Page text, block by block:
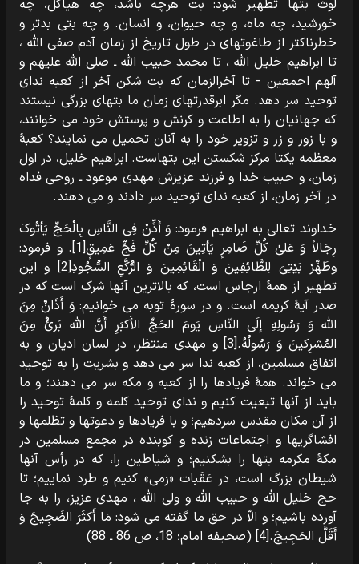
لوث بتها تطهیر شود: بت هرچه باشد، چه هیاکل، چه
خورشید، چه ماه، و چه حیوان، و انسان. و چه بتی بدتر و
خطرناکتر از طاغوتهای در طول تاریخ از زمان آدم صفی الله ،
تا ابراهیم خلیل الله ، تا محمد حبیب الله ـ صلی الله علیهم و
آلهم اجمعین - تا آخرالزمان که بت شکن آخر از کعبه ندای
توحید سر دهد. مگر ابرقدرتهای زمان ما بتهای بزرگی نیستند
که جهانیان را به اطاعت و کرنش و پرستش خود می خوانند،
و با زور و زر و تزویر خود را به آنان تحمیل می نمایند؟ کعبۀ
معظمه یکتا مرکز شکستن این بتهاست. ابراهیم خلیل، در اول
زمان، و حبیب خدا و فرزند عزیزش مهدی موعود ـ روحی فداه
در آخر زمان، از کعبه ندای توحید سر دادند و می دهند.
خداوند تعالی به ابراهیم فرمود: وَ أَذِّنْ فِی النَّاسِ بِالْحَجِّ یَأتُوکَ
رِجَالاً وَ عَلیٰ کُلِّ ضَامِرٍ یَأتِینَ مِنْ کُلِّ فَجٍّ عَمِیقٍ[1]. و فرمود:
وطَهِّرْ بَیْتِیَ لِلطَّائِفِینَ وَ الْقَائِمِینَ وَ الرُّکَّعِ السُّجُودِ[2] و این
تطهیر از همۀ ارجاس است، که بالاترین آنها شرک است که در
صدر آیۀ کریمه است. و در سورۀ توبه می خوانیم: وَ أَذَانٌ مِنَ
الله وَ رَسُولِهِ إلَی النّاسِ یَومَ الحَجِّ الأَکبَرِ أَنَّ الله بَرئٌ مِنَ
المُشرِکینَ وَ رَسُولُهُ.[3] و مهدی منتظر، در لسان ادیان و به
اتفاق مسلمین، از کعبه ندا سر می دهد و بشریت را به توحید
می خواند. همۀ فریادها را از کعبه و مکه سر می دهند؛ و ما
باید از آنها تبعیت کنیم و ندای توحید کلمه و کلمۀ توحید را
از آن مکان مقدس سردهیم؛ و با فریادها و دعوتها و تظلمها و
افشاگریها و اجتماعات زنده و کوبنده در مجمع مسلمین در
مکۀ مکرمه بتها را بشکنیم؛ و شیاطین را، که در رأس آنها
شیطان بزرگ است، در عَقَبات «رَمی» کنیم و طرد نماییم؛ تا
حج خلیل الله و حبیب الله و ولی الله ، مهدی عزیز، را به جا
آورده باشیم؛ و الاّ در حق ما گفته می شود: مَا أَکثَرَ الضَجِیجَ وَ
أَقَلَّ الحَجِیجَ.[4] (صحیفه امام؛ 18، ص 86 ـ 88)